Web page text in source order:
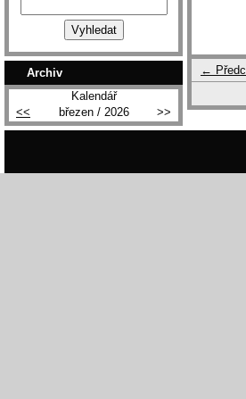
←
Archiv
Kalendář
<<
březen / 2026 >>